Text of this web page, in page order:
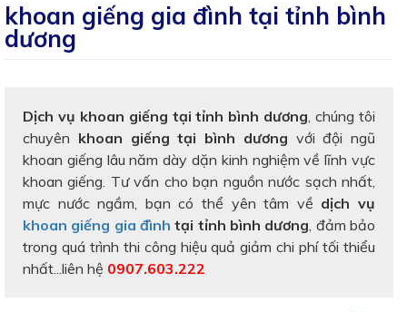
khoan giếng gia đình tại tỉnh bình
dương
Dịch vụ khoan giếng tại tỉnh bình dương, chúng tôi
chuyên khoan giếng tại bình dương với đội ngũ
khoan giếng lâu năm dày dặn kinh nghiệm về lĩnh vực
khoan giếng. Tư vấn cho bạn nguồn nước sạch nhất,
mực nước ngầm, bạn có thể yên tâm về dịch vụ
khoan giếng gia đình tại tỉnh bình dương, đảm bảo
trong quá trình thi công hiệu quả giảm chi phí tối thiểu
nhất...liên hệ 0907.603.222